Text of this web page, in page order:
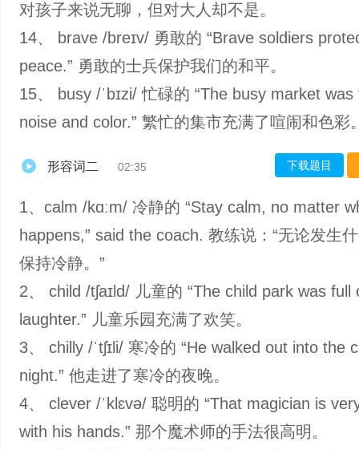
对孩子来说无聊，但对大人却不是。
14、 brave /breɪv/ 勇敢的 “Brave soldiers
peace.” 勇敢的士兵保护我们的和平。
15、 busy /ˈbɪzi/ 忙碌的 “The busy market was
noise and color.” 繁忙的集市充满了喧闹和色彩
形容词二 02:35 下载题目
1、calm /kɑːm/ 冷静的 “Stay calm, no matter
happens,” said the coach. 教练说：“无论发生
保持冷静。”
2、 child /tʃaɪld/ 儿童的 “The child park was full
laughter.” 儿童乐园充满了欢笑。
3、 chilly /ˈtʃɪli/ 寒冷的 “He walked out into the
night.” 他走进了寒冷的夜晚。
4、 clever /ˈklɛvə/ 聪明的 “That magician is
with his hands.” 那个魔术师的手法很高明。